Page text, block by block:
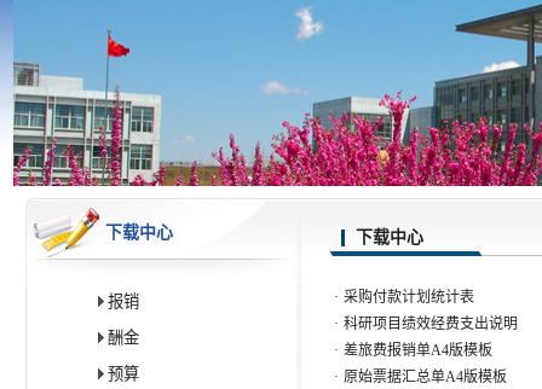
下载中心
报销
酬金
预算
下载中心
· 采购付款计划统计表
· 科研项目绩效经费支出说明
· 差旅费报销单A4版模板
· 原始票据汇总单A4版模板